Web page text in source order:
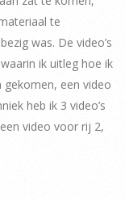
te
was. De video’s
ik uitleg hoe ik
een video
heb ik 3 video’s
video voor rij 2,